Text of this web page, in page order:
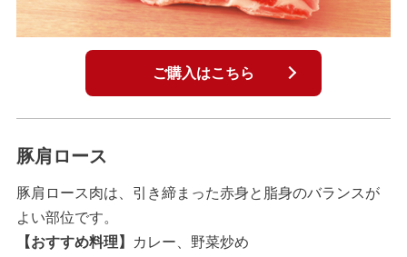
ご購入はこちら
豚肩ロース
豚肩ロース肉は、引き締まった赤身と脂身のバランスが
よい部位です。
【おすすめ料理】
カレー、野菜炒め